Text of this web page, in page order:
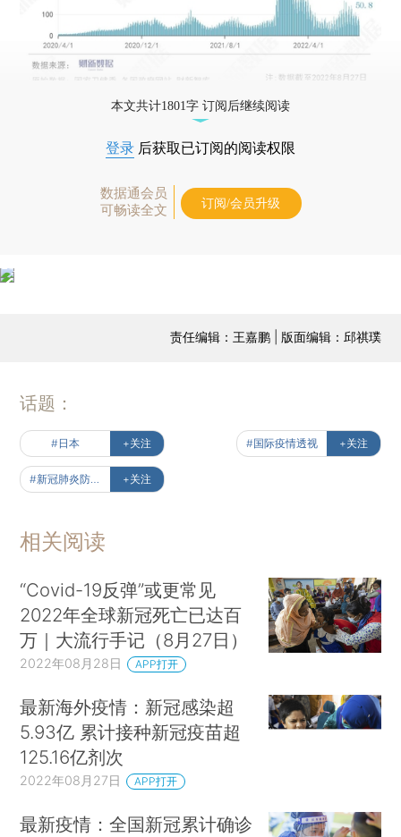
本文共计1801字 订阅后继续阅读
登录 后获取已订阅的阅读权限
数据通会员
可畅读全文
订阅/会员升级
责任编辑：王嘉鹏 | 版面编辑：邱祺璞
话题：
#日本 +关注 #国际疫情透视 +关注
+关注
相关阅读
“Covid-19反弹”或更常见
2022年全球新冠死亡已达百
万｜大流行手记（8月27日）
2022年08月28日 APP打开
最新海外疫情：新冠感染超
5.93亿 累计接种新冠疫苗超
125.16亿剂次
2022年08月27日 APP打开
最新疫情：全国新冠累计确诊